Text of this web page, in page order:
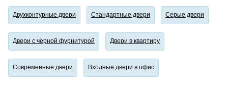
Двухконтурные двери Стандартные двери Серые двери
Двери с чёрной фурнитурой Двери в квартиру
Современные двери Входные двери в офис